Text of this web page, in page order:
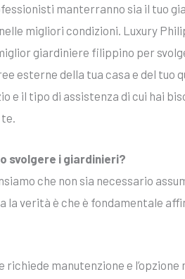
manterranno sia il tuo
migliori condizioni. Luxury
giardiniere filippino per
esterne della tua casa e del tuo
e il tipo di assistenza di cui hai
svolgere i giardinieri?
che non sia necessario
la verità è che è fondamentale
richiede manutenzione e l’opzione